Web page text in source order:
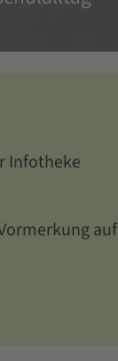
Infotheke
auf